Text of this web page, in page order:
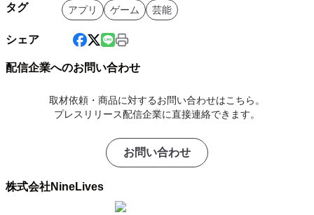
タグ アプリ ゲーム 芸能
シェア
配信企業へのお問い合わせ
取材依頼・商品に対するお問い合わせはこちら。
プレスリリース配信企業に直接連絡できます。
お問い合わせ
株式会社NineLives